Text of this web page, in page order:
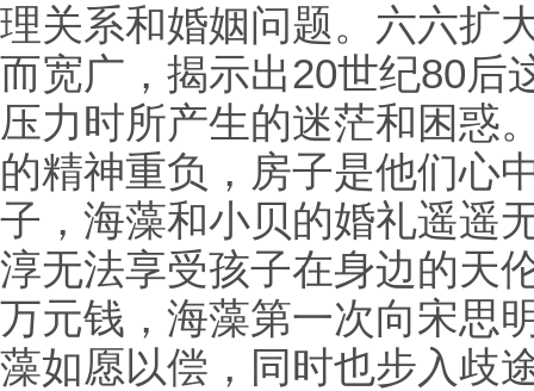
理关系和婚姻问题。六六扩
而宽广，揭示出20世纪80后
压力时所产生的迷茫和困惑
的精神重负，房子是他们心
子，海藻和小贝的婚礼遥遥
淳无法享受孩子在身边的天
万元钱，海藻第一次向宋思
藻如愿以偿，同时也步入歧